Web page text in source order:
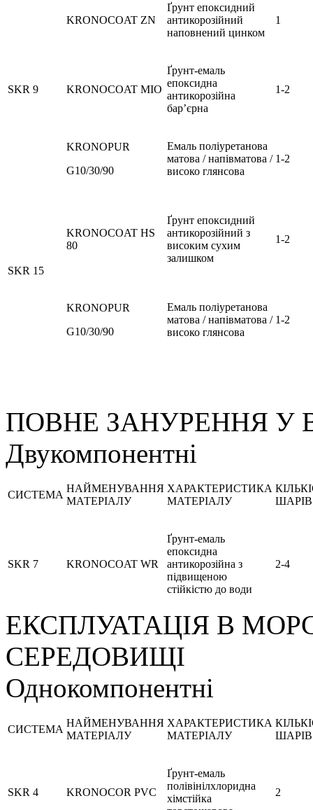
SKR 9
KRONOCOAT ZN
Ґрунт епоксидний
антикорозійний
наповнений цинком
1
KRONOCOAT MIO
Ґрунт-емаль
епоксидна
антикорозійна
бар’єрна
1-2
KRONOPUR
G10/30/90
Емаль поліуретанова
матова / напівматова /
високо глянсова
1-2
SKR 15
KRONOCOAT HS
80
Ґрунт епоксидний
антикорозійний з
високим сухим
залишком
1-2
KRONOPUR
G10/30/90
Емаль поліуретанова
матова / напівматова /
високо глянсова
1-2
ПОВНЕ ЗАНУРЕННЯ У
Двукомпонентні
СИСТЕМА
НАЙМЕНУВАННЯ
МАТЕРІАЛУ
ХАРАКТЕРИСТИКА
МАТЕРІАЛУ
ШАРІВ
SKR 7 KRONOCOAT WR
Ґрунт-емаль
епоксидна
антикорозійна з
підвищеною
стійкістю до води
2-4
ЕКСПЛУАТАЦІЯ В
СЕРЕДОВИЩІ
Однокомпонентні
СИСТЕМА
НАЙМЕНУВАННЯ
МАТЕРІАЛУ
ХАРАКТЕРИСТИКА
МАТЕРІАЛУ
ШАРІВ
SKR 4 KRONOCOR PVC
Ґрунт-емаль
полівінілхлоридна
хімстійка
2